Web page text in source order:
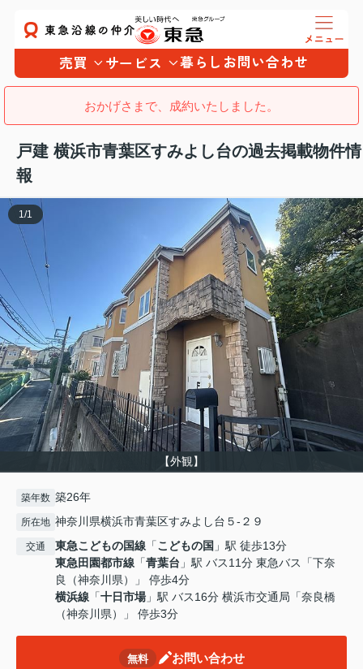
売買 サービス 暮らし お問い合わせ
おかげさまで、成約いたしました。
戸建 横浜市青葉区すみよし台の過去掲載物件情
報
【外観】
1 /1
築年数 築26年
所在地 神奈川県横浜市青葉区すみよし台５-２９
交通 東急こどもの国線 「こどもの国 」駅 徒歩13分
東急田園都市線 「青葉台 」駅 バス11分 東急バス「下奈
良（神奈川県）」 停歩4分
横浜線 「十日市場」駅 バス16分 横浜市交通局「奈良橋
（神奈川県）」 停歩3分
無料 お問い合わせ